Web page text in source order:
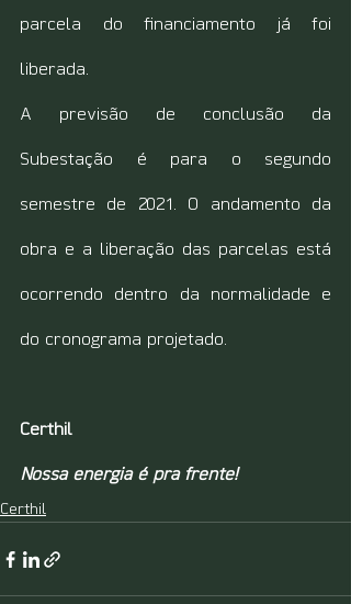
parcela do financiamento já foi
liberada.
A previsão de conclusão da
Subestação é para o segundo
semestre de 2021. O andamento da
obra e a liberação das parcelas está
ocorrendo dentro da normalidade e
do cronograma projetado.
Certhil
Nossa energia é pra frente!
Certhil